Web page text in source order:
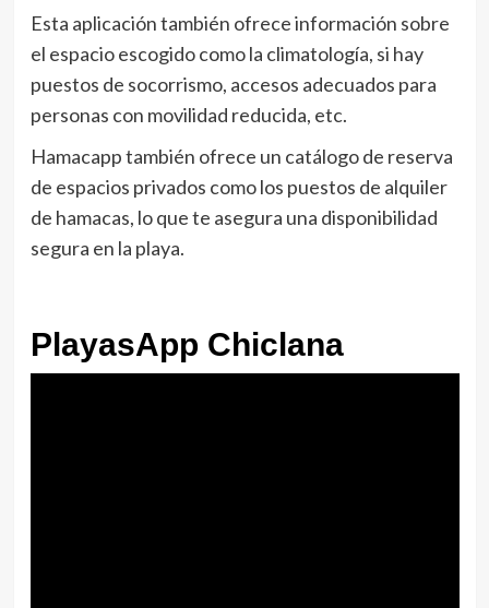
Esta aplicación también ofrece información sobre
el espacio escogido como la climatología, si hay
puestos de socorrismo, accesos adecuados para
personas con movilidad reducida, etc.
Hamacapp también ofrece un catálogo de reserva
de espacios privados como los puestos de alquiler
de hamacas, lo que te asegura una disponibilidad
segura en la playa.
PlayasApp Chiclana